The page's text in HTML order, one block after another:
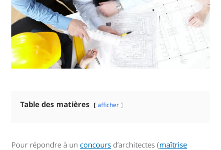
Table des matières afficher
Pour répondre à unconcours d’architectes (maîtrise